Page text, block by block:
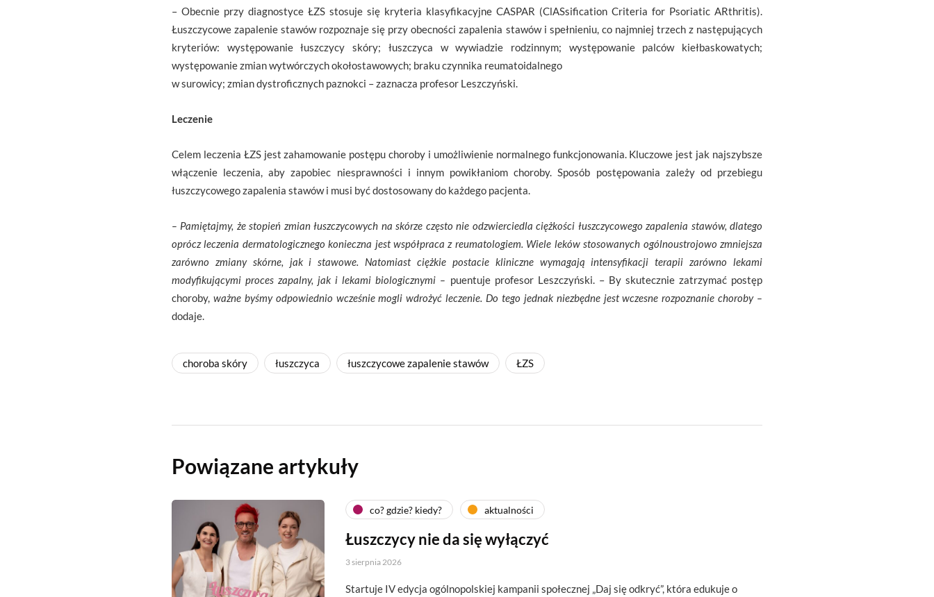
– Obecnie przy diagnostyce ŁZS stosuje się kryteria klasyfikacyjne CASPAR (ClASsification Criteria for Psoriatic ARthritis).
Łuszczycowe zapalenie stawów rozpoznaje się przy obecności zapalenia stawów i spełnieniu, co najmniej trzech z następujących
kryteriów: występowanie łuszczycy skóry; łuszczyca w wywiadzie rodzinnym; występowanie palców kiełbaskowatych;
występowanie zmian wytwórczych okołostawowych; braku czynnika reumatoidalnego
w surowicy; zmian dystroficznych paznokci – zaznacza profesor Leszczyński.
Leczenie
Celem leczenia ŁZS jest zahamowanie postępu choroby i umożliwienie normalnego funkcjonowania. Kluczowe jest jak najszybsze
włączenie leczenia, aby zapobiec niesprawności i innym powikłaniom choroby. Sposób postępowania zależy od przebiegu
łuszczycowego zapalenia stawów i musi być dostosowany do każdego pacjenta.
– Pamiętajmy, że stopień zmian łuszczycowych na skórze często nie odzwierciedla ciężkości łuszczycowego zapalenia stawów, dlatego
oprócz leczenia dermatologicznego konieczna jest współpraca z reumatologiem. Wiele leków stosowanych ogólnoustrojowo zmniejsza
zarówno zmiany skórne, jak i stawowe. Natomiast ciężkie postacie kliniczne wymagają intensyfikacji terapii zarówno lekami
modyfikującymi proces zapalny, jak i lekami biologicznymi – puentuje profesor Leszczyński. – By skutecznie zatrzymać postęp
choroby, ważne byśmy odpowiednio wcześnie mogli wdrożyć leczenie. Do tego jednak niezbędne jest wczesne rozpoznanie choroby –
dodaje.
choroba skóry łuszczyca łuszczycowe zapalenie stawów ŁZS
Powiązane artykuły
co? gdzie? kiedy? aktualności
Łuszczycy nie da się wyłączyć
3 sierpnia 2026
Startuje IV edycja ogólnopolskiej kampanii społecznej „Daj się odkryć”, która edukuje o